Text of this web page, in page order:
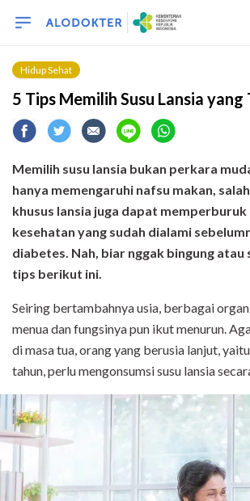
Hidup Sehat
5 Tips Memilih Susu Lansia yang
Memilih susu lansia bukan perkara
hanya memengaruhi nafsu makan,
khusus lansia juga dapat
kesehatan yang sudah dialami
diabetes. Nah, biar nggak bingung atau
tips berikut ini.
Seiring bertambahnya usia, berbagai
menua dan fungsinya pun ikut menurun.
di masa tua, orang yang berusia lanjut,
tahun, perlu mengonsumsi susu lansia